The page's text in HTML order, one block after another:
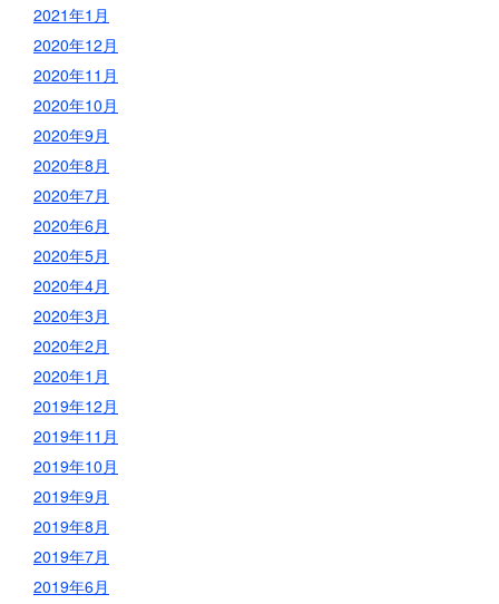
2021年1月
2020年12月
2020年11月
2020年10月
2020年9月
2020年8月
2020年7月
2020年6月
2020年5月
2020年4月
2020年3月
2020年2月
2020年1月
2019年12月
2019年11月
2019年10月
2019年9月
2019年8月
2019年7月
2019年6月